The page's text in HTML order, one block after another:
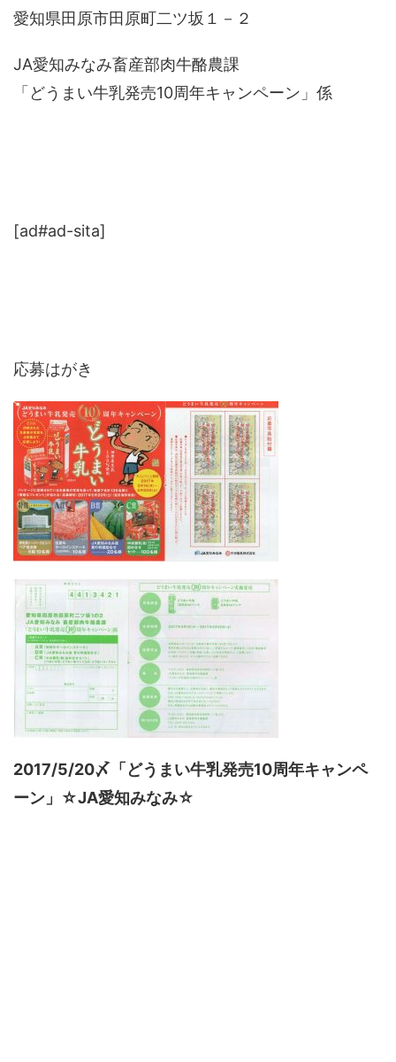
愛知県田原市田原町二ツ坂１－２
JA愛知みなみ畜産部肉牛酪農課
「どうまい牛乳発売10周年キャンペーン」係
[ad#ad-sita]
応募はがき
2017/5/20〆「どうまい牛乳発売10周年キャンペ
ーン」☆JA愛知みなみ☆